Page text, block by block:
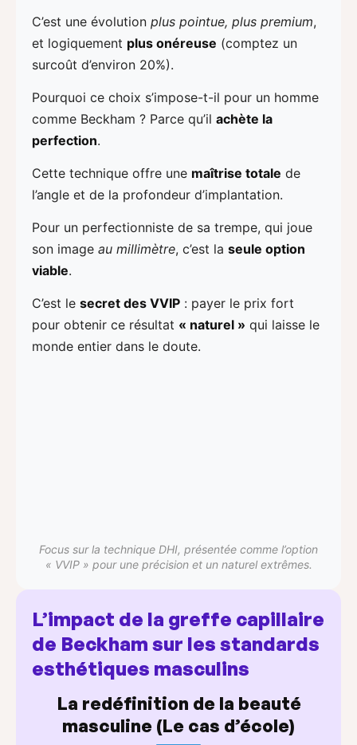
C’est une évolution plus pointue, plus premium,
et logiquement plus onéreuse (comptez un
surcoût d’environ 20%).
Pourquoi ce choix s’impose-t-il pour un homme
comme Beckham ? Parce qu’il achète la
perfection.
Cette technique offre une maîtrise totale de
l’angle et de la profondeur d’implantation.
Pour un perfectionniste de sa trempe, qui joue
son image au millimètre, c’est la seule option
viable.
C’est le secret des VVIP : payer le prix fort
pour obtenir ce résultat « naturel » qui laisse le
monde entier dans le doute.
Focus sur la technique DHI, présentée comme l’option
« VVIP » pour une précision et un naturel extrêmes.
L’impact de la greffe capillaire
de Beckham sur les standards
esthétiques masculins
La redéfinition de la beauté
masculine (Le cas d’école)